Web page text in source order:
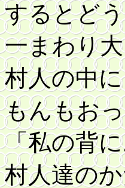
するとど
一まわり
村人の中
もんもお
「私の背
村人達の